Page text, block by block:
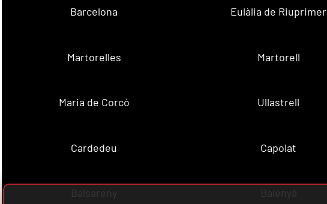
Barcelona Eulàlia de Riuprimer
Martorelles Martorell
Maria de Corcó Ullastrell
Cardedeu Capolat
Balsareny Balenyà